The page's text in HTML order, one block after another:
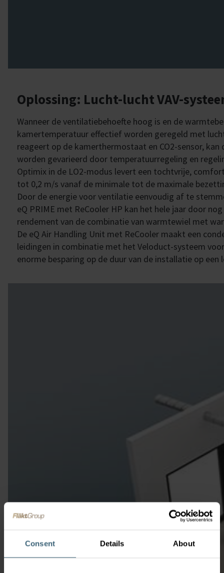
Consent Details About
Oplossing: Lucht-lucht VAV-
Wanneer de ventilatiebehoefte hoog is en de
kamertemperatuur effectief worden geregeld met
reageert op de kamerthermostaat en CO2-sensor,
worden gevarieerd door temperatuurregeling en
Optimix in de LO2-modus levert een tochtvrije,
tot 0,2 m/s vanaf de minimale tot de maximale
Door de energie voor ventilatie eenvoudig af te
eQ PRIME met ReCooler HP kan het hele jaar door
rendement van de combinatie van warmtewiel met
De eQ Air Handling Unit met ReCooler maakt een
leidingen in combinatie met het Veloduct-systeem
enorme besparing op de duur van de installatie op een